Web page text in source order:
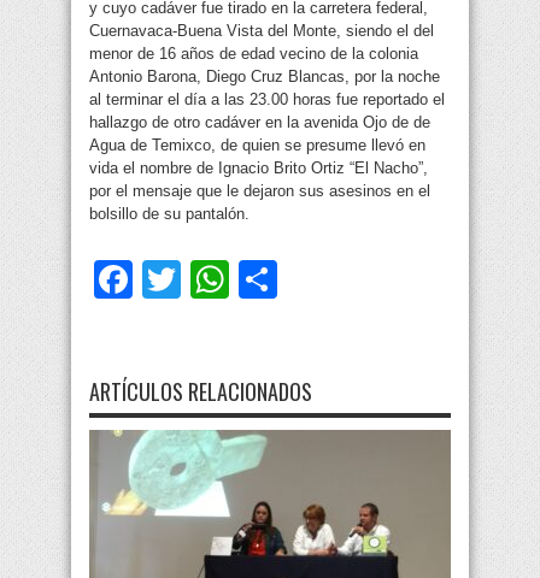
y cuyo cadáver fue tirado en la carretera federal,
Cuernavaca-Buena Vista del Monte, siendo el del
menor de 16 años de edad vecino de la colonia
Antonio Barona, Diego Cruz Blancas, por la noche
al terminar el día a las 23.00 horas fue reportado el
hallazgo de otro cadáver en la avenida Ojo de de
Agua de Temixco, de quien se presume llevó en
vida el nombre de Ignacio Brito Ortiz “El Nacho”,
por el mensaje que le dejaron sus asesinos en el
bolsillo de su pantalón.
Facebook
TwitterWhatsApp
ARTÍCULOS RELACIONADOS